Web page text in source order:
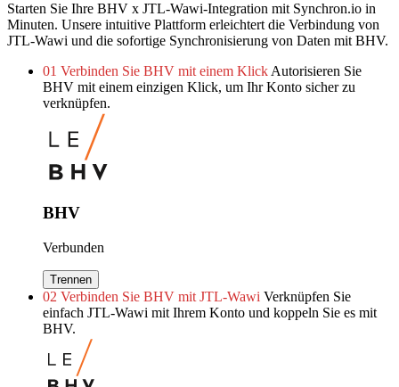
Starten Sie Ihre BHV x JTL-Wawi-Integration mit Synchron.io in
Minuten. Unsere intuitive Plattform erleichtert die Verbindung von
JTL-Wawi und die sofortige Synchronisierung von Daten mit BHV.
01 Verbinden Sie BHV mit einem Klick Autorisieren Sie
BHV mit einem einzigen Klick, um Ihr Konto sicher zu
verknüpfen.
BHV
Verbunden
Trennen
02 Verbinden Sie BHV mit JTL-Wawi Verknüpfen Sie
einfach JTL-Wawi mit Ihrem Konto und koppeln Sie es mit
BHV.